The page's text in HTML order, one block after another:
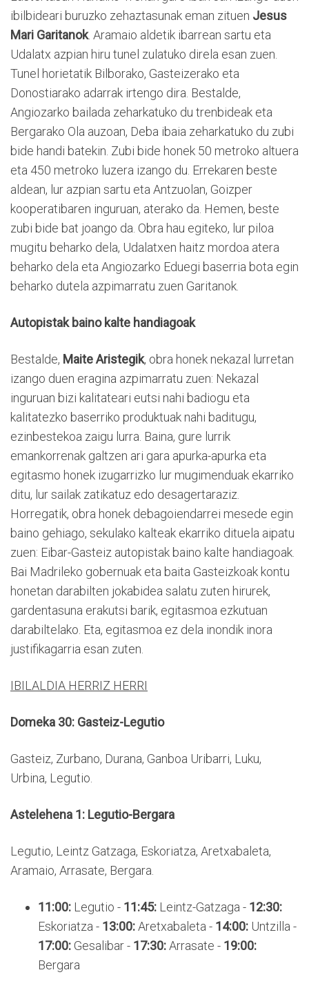
ibilbideari buruzko zehaztasunak eman zituen Jesus
Mari Garitanok. Aramaio aldetik ibarrean sartu eta
Udalatx azpian hiru tunel zulatuko direla esan zuen.
Tunel horietatik Bilborako, Gasteizerako eta
Donostiarako adarrak irtengo dira. Bestalde,
Angiozarko bailada zeharkatuko du trenbideak eta
Bergarako Ola auzoan, Deba ibaia zeharkatuko du zubi
bide handi batekin. Zubi bide honek 50 metroko altuera
eta 450 metroko luzera izango du. Errekaren beste
aldean, lur azpian sartu eta Antzuolan, Goizper
kooperatibaren inguruan, aterako da. Hemen, beste
zubi bide bat joango da. Obra hau egiteko, lur piloa
mugitu beharko dela, Udalatxen haitz mordoa atera
beharko dela eta Angiozarko Eduegi baserria bota egin
beharko dutela azpimarratu zuen Garitanok.
Autopistak baino kalte handiagoak
Bestalde, Maite Aristegik, obra honek nekazal lurretan
izango duen eragina azpimarratu zuen: Nekazal
inguruan bizi kalitateari eutsi nahi badiogu eta
kalitatezko baserriko produktuak nahi baditugu,
ezinbestekoa zaigu lurra. Baina, gure lurrik
emankorrenak galtzen ari gara apurka-apurka eta
egitasmo honek izugarrizko lur mugimenduak ekarriko
ditu, lur sailak zatikatuz edo desagertaraziz.
Horregatik, obra honek debagoiendarrei mesede egin
baino gehiago, sekulako kalteak ekarriko dituela aipatu
zuen: Eibar-Gasteiz autopistak baino kalte handiagoak.
Bai Madrileko gobernuak eta baita Gasteizkoak kontu
honetan darabilten jokabidea salatu zuten hirurek,
gardentasuna erakutsi barik, egitasmoa ezkutuan
darabiltelako. Eta, egitasmoa ez dela inondik inora
justifikagarria esan zuten.
IBILALDIA HERRIZ HERRI
Domeka 30: Gasteiz-Legutio
Gasteiz, Zurbano, Durana, Ganboa Uribarri, Luku,
Urbina, Legutio.
Astelehena 1: Legutio-Bergara
Legutio, Leintz Gatzaga, Eskoriatza, Aretxabaleta,
Aramaio, Arrasate, Bergara.
11:00: Legutio - 11:45: Leintz-Gatzaga - 12:30:
Eskoriatza - 13:00:Aretxabaleta - 14:00: Untzilla -
17:00: Gesalibar - 17:30:Arrasate - 19:00:
Bergara